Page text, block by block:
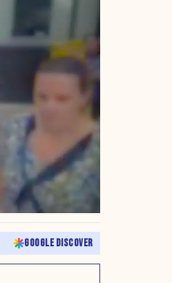
GOOGLE DISCOVER